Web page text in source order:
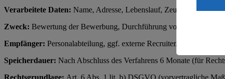
Verarbeitete Daten: Name, Adresse, Lebenslauf, Zeugnisse,
Zweck: Bewertung der Bewerbung, Durchführung von
Empfänger: Personalabteilung, ggf. externe Recruiter.
Speicherdauer: Nach Abschluss des Verfahrens 6 Monate (für
ein, dass
einem
Risiko